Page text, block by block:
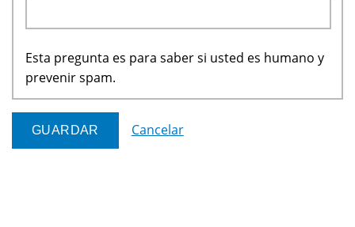
Esta pregunta es para saber si usted es humano y
prevenir spam.
Cancelar